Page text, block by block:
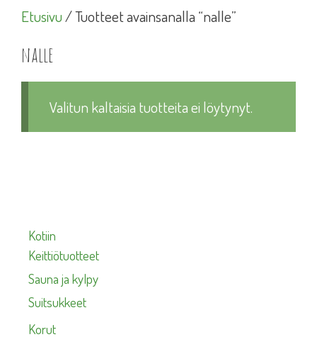
Etusivu/ Tuotteet avainsanalla “nalle”
nalle
Valitun kaltaisia tuotteita ei löytynyt.
Kotiin
Keittiötuotteet
Sauna ja kylpy
Suitsukkeet
Korut